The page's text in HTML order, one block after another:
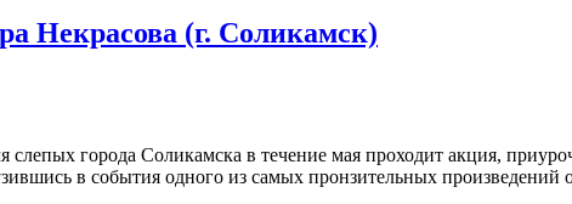
Некрасова (г. Соликамск)
города Соликамска в течение мая проходит акция,
в события одного из самых пронзительных